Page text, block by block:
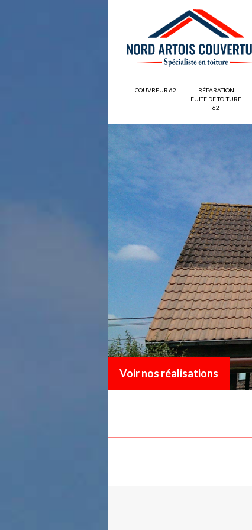
COUVREUR 62
RÉPARATION
FUITE DE TOITURE
62
Voir nos réalisations